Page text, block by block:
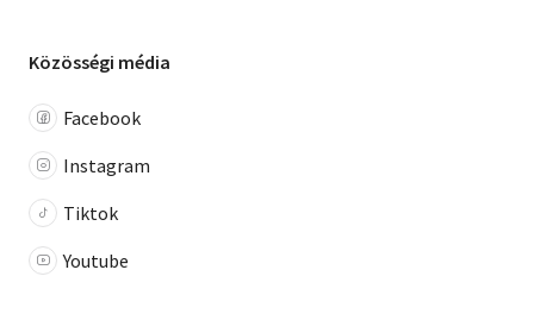
Közösségi média
Facebook
Instagram
Tiktok
Youtube